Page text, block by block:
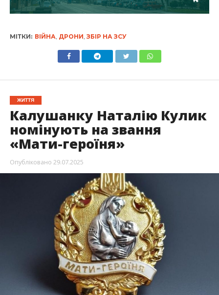
МІТКИ: ВІЙНА ДРОНИ ЗБІР НА ЗСУ
ЖИТТЯ
Калушанку Наталію Кулик
номінують на звання
«Мати-героїня»
Опубліковано 29.07.2025